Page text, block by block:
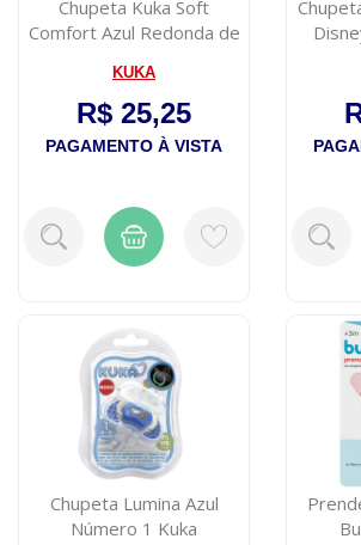
Chupeta Kuka Soft
Comfort Azul Redonda de
KUKA
R$ 25,25
PAGAMENTO À VISTA
Chupeta Lumina Azul
Número 1 Kuka